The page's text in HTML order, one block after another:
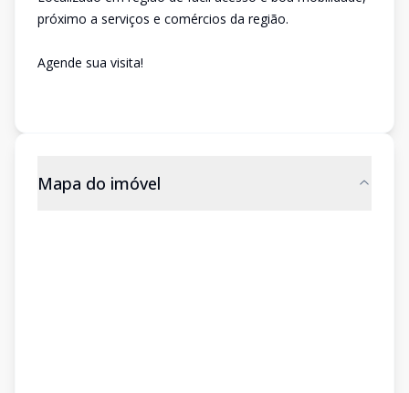
próximo a serviços e comércios da região.
Agende sua visita!
Mapa do imóvel